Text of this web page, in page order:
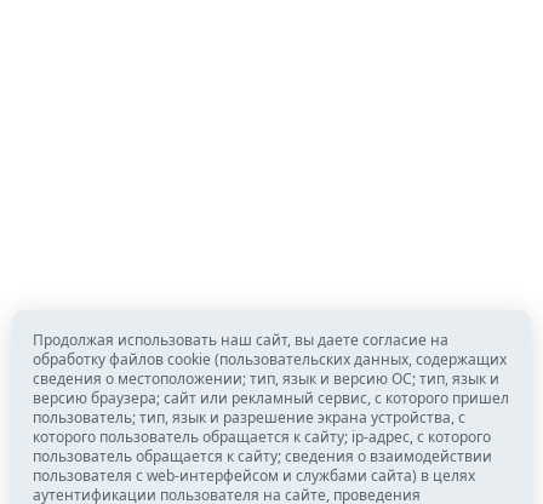
Продолжая использовать наш сайт, вы даете согласие на
обработку файлов cookie (пользовательских данных, содержащих
сведения о местоположении; тип, язык и версию ОС; тип, язык и
версию браузера; сайт или рекламный сервис, с которого пришел
пользователь; тип, язык и разрешение экрана устройства, с
которого пользователь обращается к сайту; ip-адрес, с которого
пользователь обращается к сайту; сведения о взаимодействии
пользователя с web-интерфейсом и службами сайта) в целях
аутентификации пользователя на сайте, проведения